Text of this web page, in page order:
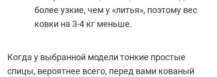
более узкие, чем у «литья», поэтому вес
ковки на 3-4 кг меньше.
Когда у выбранной модели тонкие простые
спицы, вероятнее всего, перед вами кованый